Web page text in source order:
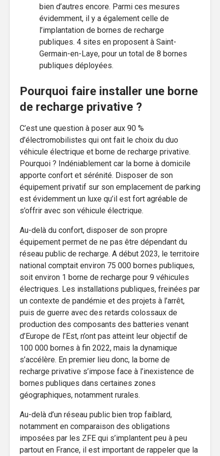
bien d’autres encore. Parmi ces mesures
évidemment, il y a également celle de
l’implantation de bornes de recharge
publiques. 4 sites en proposent à Saint-
Germain-en-Laye, pour un total de 8 bornes
publiques déployées.
Pourquoi faire installer une borne
de recharge privative ?
C’est une question à poser aux 90 %
d’électromobilistes qui ont fait le choix du duo
véhicule électrique et borne de recharge privative.
Pourquoi ? Indéniablement car la borne à domicile
apporte confort et sérénité. Disposer de son
équipement privatif sur son emplacement de parking
est évidemment un luxe qu’il est fort agréable de
s’offrir avec son véhicule électrique.
Au-delà du confort, disposer de son propre
équipement permet de ne pas être dépendant du
réseau public de recharge. A début 2023, le territoire
national comptait environ 75 000 bornes publiques,
soit environ 1 borne de recharge pour 9 véhicules
électriques. Les installations publiques, freinées par
un contexte de pandémie et des projets à l’arrêt,
puis de guerre avec des retards colossaux de
production des composants des batteries venant
d’Europe de l’Est, n’ont pas atteint leur objectif de
100 000 bornes à fin 2022, mais la dynamique
s’accélère. En premier lieu donc, la borne de
recharge privative s’impose face à l’inexistence de
bornes publiques dans certaines zones
géographiques, notamment rurales.
Au-delà d’un réseau public bien trop faiblard,
notamment en comparaison des obligations
imposées par les ZFE qui s’implantent peu à peu
partout en France, il est important de rappeler que la